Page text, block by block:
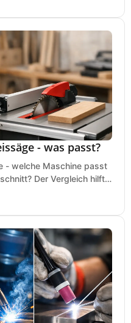
- was passt?
- welche Maschine passt
Der Vergleich hilft